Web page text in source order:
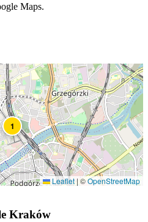
Maps.
1
Leaflet | ©OpenStreetMap
Kraków